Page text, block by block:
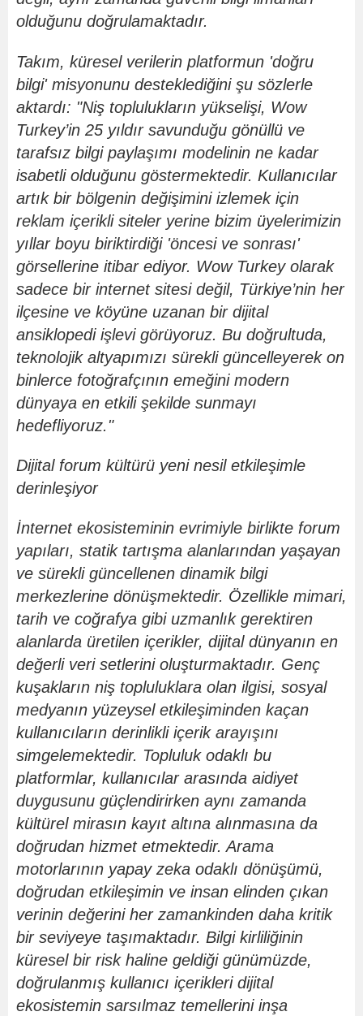
olduğunu doğrulamaktadır.
Takım, küresel verilerin platformun 'doğru
bilgi' misyonunu desteklediğini şu sözlerle
aktardı: "Niş toplulukların yükselişi, Wow
Turkey’in 25 yıldır savunduğu gönüllü ve
tarafsız bilgi paylaşımı modelinin ne kadar
isabetli olduğunu göstermektedir. Kullanıcılar
artık bir bölgenin değişimini izlemek için
reklam içerikli siteler yerine bizim üyelerimizin
yıllar boyu biriktirdiği 'öncesi ve sonrası'
görsellerine itibar ediyor. Wow Turkey olarak
sadece bir internet sitesi değil, Türkiye’nin her
ilçesine ve köyüne uzanan bir dijital
ansiklopedi işlevi görüyoruz. Bu doğrultuda,
teknolojik altyapımızı sürekli güncelleyerek on
binlerce fotoğrafçının emeğini modern
dünyaya en etkili şekilde sunmayı
hedefliyoruz."
Dijital forum kültürü yeni nesil etkileşimle
derinleşiyor
İnternet ekosisteminin evrimiyle birlikte forum
yapıları, statik tartışma alanlarından yaşayan
ve sürekli güncellenen dinamik bilgi
merkezlerine dönüşmektedir. Özellikle mimari,
tarih ve coğrafya gibi uzmanlık gerektiren
alanlarda üretilen içerikler, dijital dünyanın en
değerli veri setlerini oluşturmaktadır. Genç
kuşakların niş topluluklara olan ilgisi, sosyal
medyanın yüzeysel etkileşiminden kaçan
kullanıcıların derinlikli içerik arayışını
simgelemektedir. Topluluk odaklı bu
platformlar, kullanıcılar arasında aidiyet
duygusunu güçlendirirken aynı zamanda
kültürel mirasın kayıt altına alınmasına da
doğrudan hizmet etmektedir. Arama
motorlarının yapay zeka odaklı dönüşümü,
doğrudan etkileşimin ve insan elinden çıkan
verinin değerini her zamankinden daha kritik
bir seviyeye taşımaktadır. Bilgi kirliliğinin
küresel bir risk haline geldiği günümüzde,
doğrulanmış kullanıcı içerikleri dijital
ekosistemin sarsılmaz temellerini inşa